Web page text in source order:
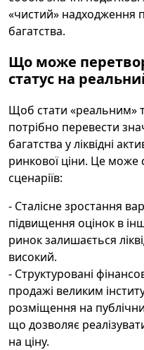
«чистий» надходження
багатства.
Що може
статус на
Щоб стати «реальним»
потрібно перевести
багатства у ліквідні
ринкової ціни. Це може
сценаріїв:
- Сталісне зростання
підвищення оцінок в
ринок залишається
високий.
- Структуровані
продажі великим
розміщення на
що дозволяє
на ціну.